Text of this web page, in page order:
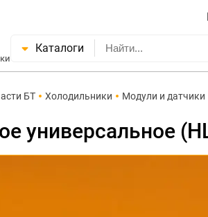
Каталоги
БТ Холодильники Модули и датчики
универсальное